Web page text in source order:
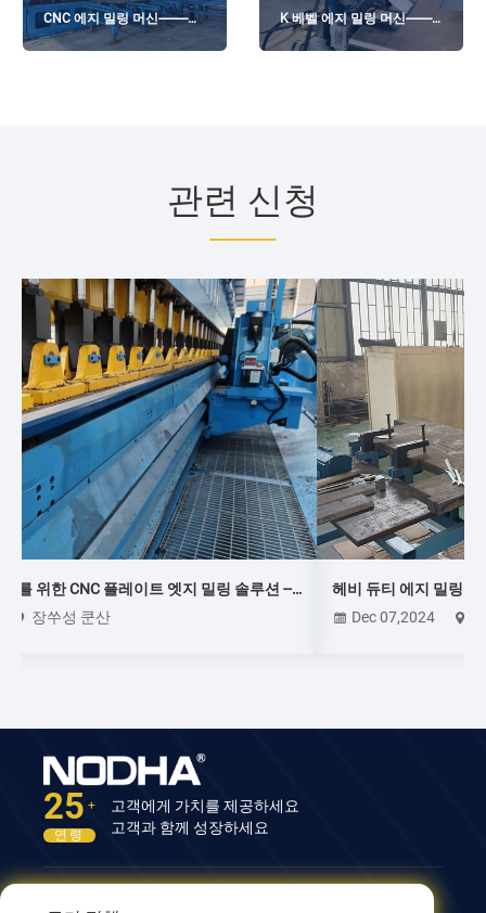
CNC 에지 밀링 머신---------
GMM-X8000
K 베벨 에지 밀링 머신---------
GMMA-100K
관련 신청
헤비 듀티 에지 밀링 머신---------GMMA-100L
Dec 07,2024
25 +
연령
고객에게 가치를 제공하세요
고객과 함께 성장하세요